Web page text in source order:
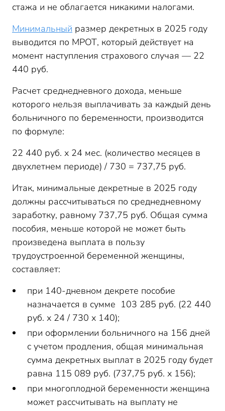
стажа и не облагается никакими налогами.
Минимальный размер декретных в 2025 году
выводится по МРОТ, который действует на
момент наступления страхового случая — 22
440 руб.
Расчет среднедневного дохода, меньше
которого нельзя выплачивать за каждый день
больничного по беременности, производится
по формуле:
22 440 руб. х 24 мес. (количество месяцев в
двухлетнем периоде) / 730 = 737,75 руб.
Итак, минимальные декретные в 2025 году
должны рассчитываться по среднедневному
заработку, равному 737,75 руб. Общая сумма
пособия, меньше которой не может быть
произведена выплата в пользу
трудоустроенной беременной женщины,
составляет:
при 140-дневном декрете пособие
назначается в сумме 103 285 руб. (22 440
руб. х 24 / 730 х 140);
при оформлении больничного на 156 дней
с учетом продления, общая минимальная
сумма декретных выплат в 2025 году будет
равна 115 089 руб. (737,75 руб. х 156);
при многоплодной беременности женщина
может рассчитывать на выплату не